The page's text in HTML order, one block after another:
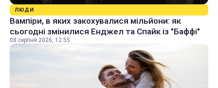
ЛЮДИ
Вампіри, в яких закохувалися мільйони: як
сьогодні змінилися Енджел та Спайк із "Баффі"
08 серпня 2026, 12:55